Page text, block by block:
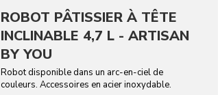
ROBOT PÂTISSIER À TÊTE
INCLINABLE 4,7 L - ARTISAN
BY YOU
Robot disponible dans un arc-en-ciel de
couleurs. Accessoires en acier inoxydable.